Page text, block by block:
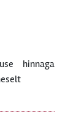
hinnaga